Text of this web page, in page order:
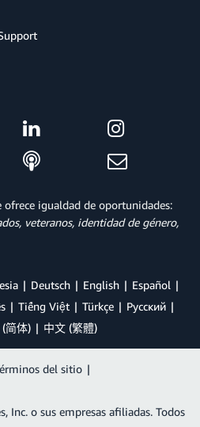
igualdad de oportunidades:
veteranos, identidad de género,
Deutsch English
Español
Tiếng Việt Türkçe
Ρусский
简体) 中文 (繁體)
del sitio |
Inc. o sus empresas afiliadas. Todos